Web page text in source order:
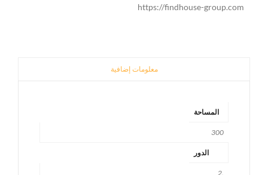
https://findhouse-group.com
معلومات إضافية
المساحة
300
الدور